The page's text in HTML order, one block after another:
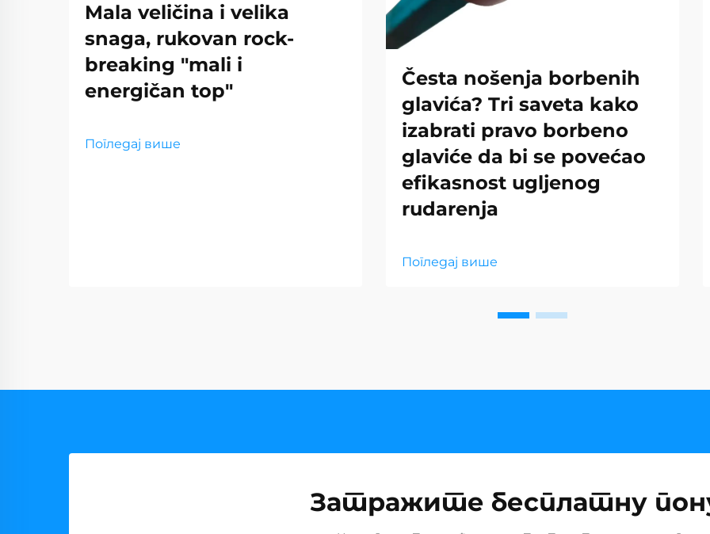
Mala veličina i velika
snaga, rukovan rock-
breaking "mali i
energičan top"
Погледај више
Česta nošenja borbenih
glavića? Tri saveta kako
izabrati pravo borbeno
glaviće da bi se povećao
efikasnost ugljenog
rudarenja
Погледај више
Затражите бесплатну